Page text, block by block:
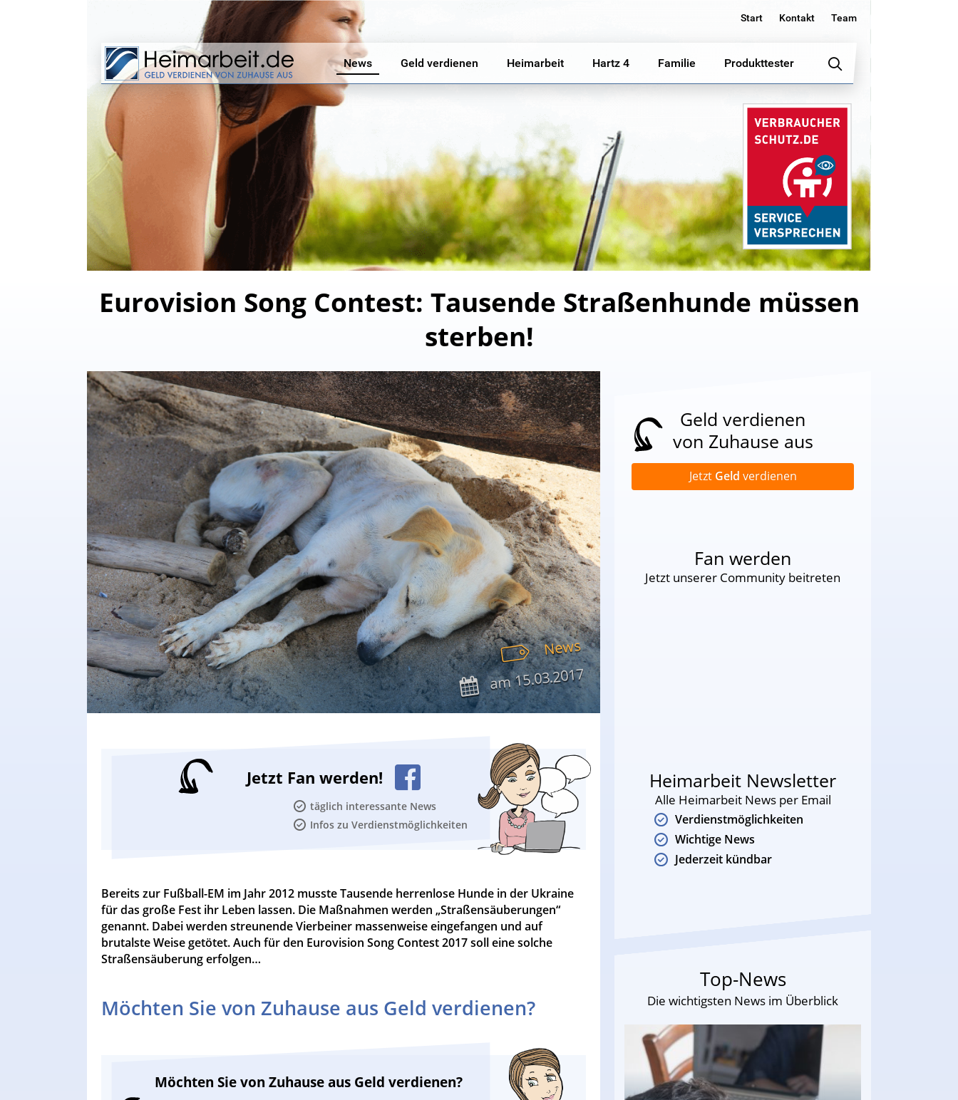
Start Kontakt Team
News Geld verdienen Heimarbeit Hartz 4 Familie Produkttester
Eurovision Song Contest: Tausende Straßenhunde müssen
sterben!
News
am15.03.2017
Jetzt Fan werden!
täglich interessante News
Infos zu Verdienstmöglichkeiten
Bereits zur Fußball-EM im Jahr 2012 musste Tausende herrenlose Hunde in der Ukraine
für das große Fest ihr Leben lassen. Die Maßnahmen werden „Straßensäuberungen“
genannt. Dabei werden streunende Vierbeiner massenweise eingefangen und auf
brutalste Weise getötet. Auch für den Eurovision Song Contest 2017 soll eine solche
Straßensäuberung erfolgen…
Möchten Sie von Zuhause aus Geld verdienen?
Möchten Sie von Zuhause aus Geld verdienen?
Geld verdienen
von Zuhause aus
Jetzt Geld verdienen
Fan werden
Jetzt unserer Community beitreten
Heimarbeit Newsletter
Alle Heimarbeit News per Email
Verdienstmöglichkeiten
Wichtige News
Jederzeit kündbar
Top-News
Die wichtigsten News im Überblick